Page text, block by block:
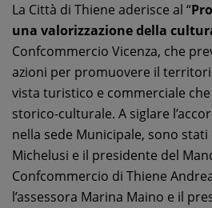
La Città di Thiene aderisce al “
una valorizzazione della
Confcommercio Vicenza, che
azioni per promuovere il
vista turistico e commerciale
storico-culturale. A siglare
nella sede Municipale, sono
Michelusi e il presidente del
Confcommercio di Thiene
l’assessora Marina Maino e il